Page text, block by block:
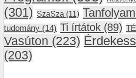
(301) SzaSza (11) Tanfolyam
tudomány (14) Ti írtátok (89)
Vasúton (223)
(203)